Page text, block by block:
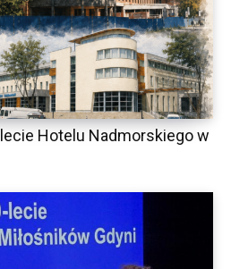
Hotelu Nadmorskiego w